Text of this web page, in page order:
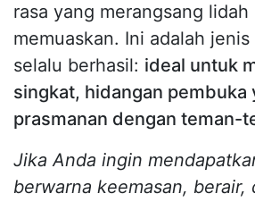
rasa yang merangsang
memuaskan. Ini adalah
selalu berhasil: ideal untuk
singkat, hidangan pembuka
prasmanan dengan teman-
Jika Anda ingin
berwarna keemasan, berair,